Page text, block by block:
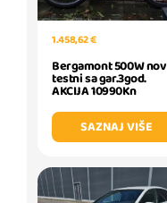
1.458,62 €
Bergamont 500W nov
testni sa gar.3god.
AKCIJA 10990Kn
SAZNAJ VIŠE